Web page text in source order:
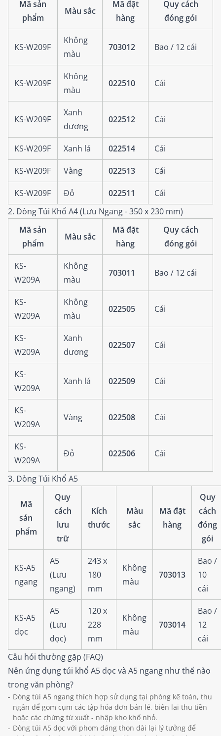
Mã sản
phẩm
Màu sắc
Mã đặt
hàng
Quy cách
đóng gói
KS-W209F
Không
màu
703012 Bao / 12 cái
KS-W209F
Không
màu
022510 Cái
KS-W209F
Xanh
dương
022512 Cái
KS-W209F Xanh lá 022514 Cái
KS-W209F Vàng 022513 Cái
KS-W209F Đỏ 022511
Cái
2. Dòng Túi Khổ A4 (Lưu Ngang - 350 x 230 mm)
Mã sản
phẩm
Màu sắc
Mã đặt
hàng
Quy cách
đóng gói
KS-
W209A
Không
màu
703011 Bao / 12 cái
KS-
W209A
Không
màu
022505 Cái
KS-
W209A
Xanh
dương
022507 Cái
KS-
W209A
Xanh lá 022509 Cái
KS-
W209A
Vàng 022508 Cái
KS-
W209A
Đỏ 022506 Cái
3. Dòng Túi Khổ A5
Mã
sản
phẩm
Quy
cách
lưu
trữ
Kích
thước
Màu
sắc
Mã đặt
hàng
Quy
cách
đóng
gói
KS-A5
ngang
A5
(Lưu
ngang)
243 x
180
mm
Không
màu
703013
Bao /
10
cái
KS-A5
dọc
A5
(Lưu
dọc)
120 x
228
mm
Không
màu
703014
Bao /
12
cái
Câu hỏi thường gặp (FAQ)
Nên ứng dụng túi khổ A5 dọc và A5 ngang như thế nào
trong văn phòng?
Dòng túi A5 ngang thích hợp sử dụng tại phòng kế toán, thu
ngân để gom cụm các tập hóa đơn bán lẻ, biên lai thu tiền
hoặc các chứng từ xuất - nhập kho khổ nhỏ.
Dòng túi A5 dọc với phom dáng thon dài lại lý tưởng để